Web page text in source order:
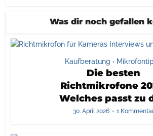
Was dir noch gefallen
Kaufberatung •
Die besten
Richtmikrofone
Welches passt zu
30. April 2026 1